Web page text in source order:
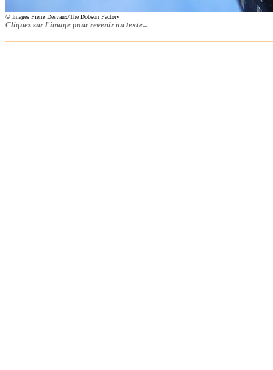
© Images Pierre Desvaux/The Dobson Factory
Cliquez sur l'image pour revenir au texte...